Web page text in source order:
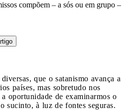
compõem – a sós ou em grupo –
que o satanismo avança a
países, mas sobretudo nos
oportunidade de examinarmos o
sucinto, à luz de fontes seguras.